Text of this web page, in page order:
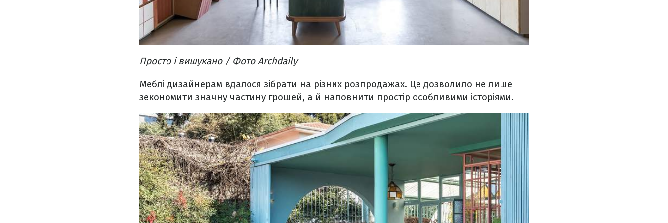
Просто і вишукано / Фото Archdaily
Меблі дизайнерам вдалося зібрати на різних розпродажах. Це дозволило не лише
зекономити значну частину грошей, а й наповнити простір особливими історіями.